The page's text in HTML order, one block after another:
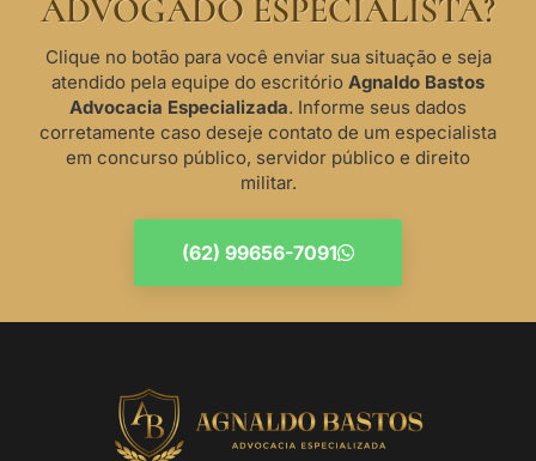
ADVOGADO ESPECIALISTA?
Clique no botão para você enviar sua situação e seja
atendido pela equipe do escritório Agnaldo Bastos
Advocacia Especializada. Informe seus dados
corretamente caso deseje contato de um especialista
em concurso público, servidor público e direito
militar.
(62) 99656-7091